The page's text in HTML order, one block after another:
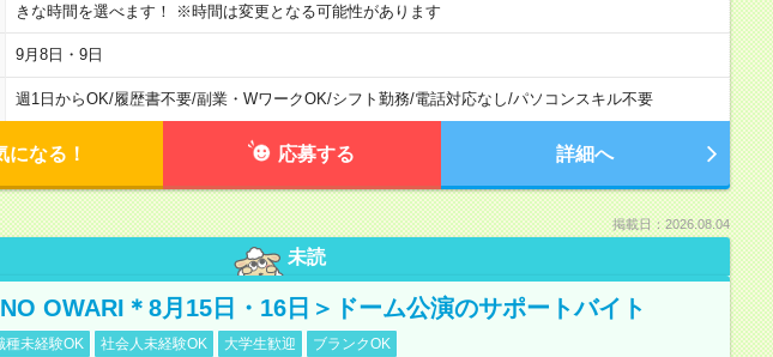
きな時間を選べます！ ※時間は変更となる可能性があります
9月8日・9日
週1日からOK/履歴書不要/副業・WワークOK/シフト勤務/電話対応なし/パソコンスキル不要
になる！ 応募する 詳細へ
掲載日：2026.08.04
未読
OWARI＊8月15日・16日＞ドーム公演のサポートバイト
種未経験OK 社会人未経験OK 大学生歓迎 ブランクOK